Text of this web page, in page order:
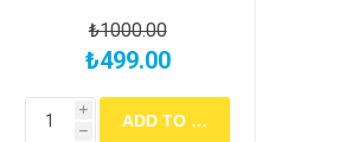
₺1000.00
₺499.00
i
h